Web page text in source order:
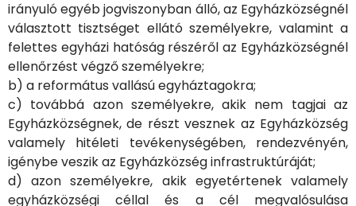
irányuló egyéb jogviszonyban álló, az Egyházközségnél
választott tisztséget ellátó személyekre, valamint a
felettes egyházi hatóság részéről az Egyházközségnél
ellenőrzést végző személyekre;
b) a református vallású egyháztagokra;
c) továbbá azon személyekre, akik nem tagjai az
Egyházközségnek, de részt vesznek az Egyházközség
valamely hitéleti tevékenységében, rendezvényén,
igénybe veszik az Egyházközség infrastruktúráját;
d) azon személyekre, akik egyetértenek valamely
egyházközségi céllal és a cél megvalósulása